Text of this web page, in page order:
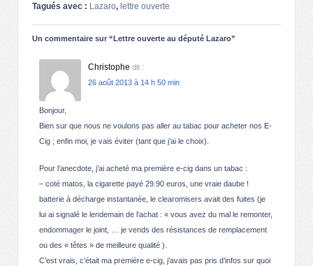
Tagués avec : Lazaro, lettre ouverte
Un commentaire sur “Lettre ouverte au député Lazaro”
Christophe dit :
26 août 2013 à 14 h 50 min
Bonjour,
Bien sur que nous ne voulons pas aller au tabac pour acheter nos E-
Cig ; enfin moi, je vais éviter (tant que j’ai le choix).
Pour l’anecdote, j’ai acheté ma première e-cig dans un tabac :
– coté matos, la cigarette payé 29.90 euros, une vraie daube !
batterie à décharge instantanée, le clearomisers avait des fuites (je
lui ai signalé le lendemain de l’achat : « vous avez du mal le remonter,
endommager le joint, … je vends des résistances de remplacement
ou des « têtes » de meilleure qualité ).
C’est vrais, c’était ma première e-cig, j’avais pas pris d’infos sur quoi